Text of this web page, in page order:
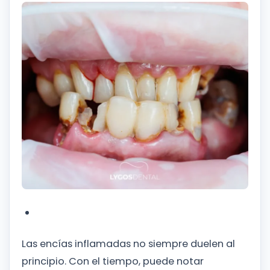
Las encías inflamadas no siempre duelen al
principio. Con el tiempo, puede notar